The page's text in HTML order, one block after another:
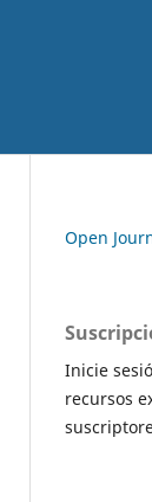
Open
Inicie
recursos